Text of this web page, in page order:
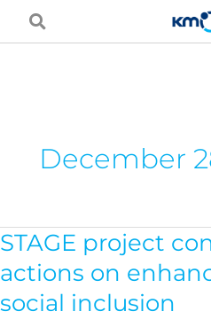
Μετάβαση
December
STAGE project
actions on
social inclusion
STAGE
project
concludes
its